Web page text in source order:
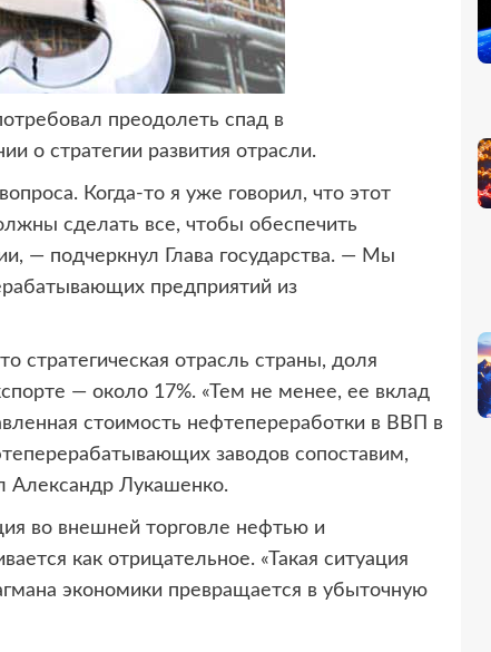
преодолеть спад в
о стратегии развития отрасли.
Когда-то я уже говорил, что этот
сделать все, чтобы обеспечить
— подчеркнул Глава государства. — Мы
предприятий из
стратегическая отрасль страны, доля
— около 17%. «Тем не менее, ее вклад
стоимость нефтепереработки в ВВП в
заводов сопоставим,
Александр Лукашенко.
во внешней торговле нефтью и
как отрицательное. «Такая ситуация
экономики превращается в убыточную